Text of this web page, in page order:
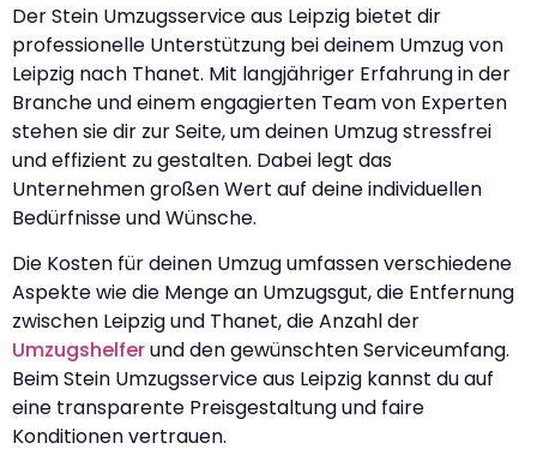
Der Stein Umzugsservice aus Leipzig bietet dir
professionelle Unterstützung bei deinem Umzug von
Leipzig nach Thanet. Mit langjähriger Erfahrung in der
Branche und einem engagierten Team von Experten
stehen sie dir zur Seite, um deinen Umzug stressfrei
und effizient zu gestalten. Dabei legt das
Unternehmen großen Wert auf deine individuellen
Bedürfnisse und Wünsche.
Die Kosten für deinen Umzug umfassen verschiedene
Aspekte wie die Menge an Umzugsgut, die Entfernung
zwischen Leipzig und Thanet, die Anzahl der
Umzugshelferund den gewünschten Serviceumfang.
Beim Stein Umzugsservice aus Leipzig kannst du auf
eine transparente Preisgestaltung und faire
Konditionen vertrauen.